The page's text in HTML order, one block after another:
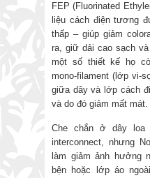
FEP (Fluorinated
liệu cách điện tương
thấp – giúp giảm
ra, giữ dải cao sạch
một số thiết kế họ
mono-filament (lớp vi-
giữa dây và lớp cách
và do đó giảm mất mát.
Che chắn ở dây
interconnect, nhưng
làm giảm ảnh hưởng
bện hoặc lớp áo